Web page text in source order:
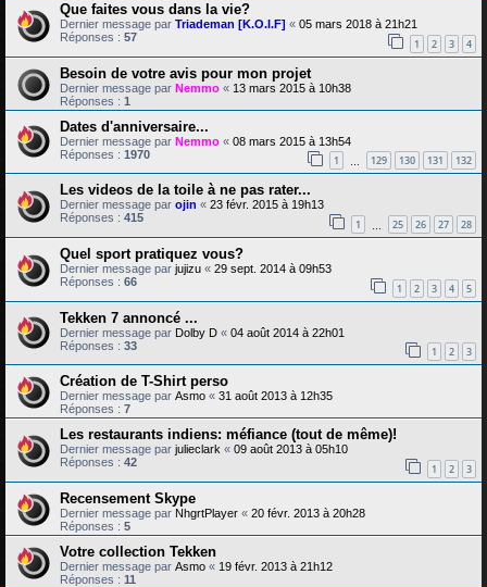
Que faites vous dans la vie?
Dernier message par Triademan [K.O.I.F] « 05 mars 2018 à 21h21
Réponses : 57 1 2 3 4
Besoin de votre avis pour mon projet
Dernier message par Nemmo « 13 mars 2015 à 10h38
Réponses : 1
Dates d'anniversaire...
Dernier message par Nemmo « 08 mars 2015 à 13h54
Réponses : 1970 1 129 130 131 132
Les videos de la toile à ne pas rater...
Dernier message par ojin « 23 févr. 2015 à 19h13
Réponses : 415 1 25 26 27 28
Quel sport pratiquez vous?
Dernier message par jujizu « 29 sept. 2014 à 09h53
Réponses : 66 1 2 3 4 5
Tekken 7 annoncé ...
Dernier message par Dolby D « 04 août 2014 à 22h01
Réponses : 33 1 2 3
Création de T-Shirt perso
Dernier message par Asmo « 31 août 2013 à 12h35
Réponses : 7
Les restaurants indiens: méfiance (tout de même)!
Dernier message par julieclark « 09 août 2013 à 05h10
Réponses : 42 1 2 3
Recensement Skype
Dernier message par NhgrtPlayer « 20 févr. 2013 à 20h28
Réponses : 5
Votre collection Tekken
Dernier message par Asmo « 19 févr. 2013 à 21h12
Réponses : 11